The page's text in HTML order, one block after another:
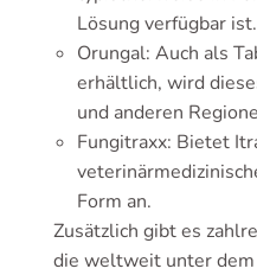
Lösung verfügbar ist.
Orungal: Auch als
erhältlich, wird
und anderen
Fungitraxx: Bietet
Form an.
Zusätzlich gibt es
die weltweit unter